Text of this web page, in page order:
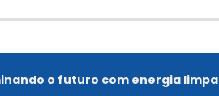
o futuro com energia limpa